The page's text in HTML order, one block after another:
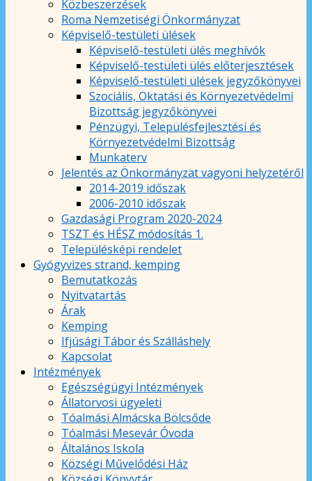
Közbeszerzések
Roma Nemzetiségi Önkormányzat
Képviselő-testületi ülések
Képviselő-testületi ülés meghívók
Képviselő-testületi ülés előterjesztések
Képviselő-testületi ülések jegyzőkönyvei
Szociális, Oktatási és Környezetvédelmi
Bizottság jegyzőkönyvei
Pénzügyi, Településfejlesztési és
Környezetvédelmi Bizottság
Munkaterv
Jelentés az Önkormányzat vagyoni helyzetéről
2014-2019 időszak
2006-2010 időszak
Gazdasági Program 2020-2024
TSZT és HÉSZ módosítás 1.
Településképi rendelet
Gyógyvizes strand, kemping
Bemutatkozás
Nyitvatartás
Árak
Kemping
Ifjúsági Tábor és Szálláshely
Kapcsolat
Intézmények
Egészségügyi Intézmények
Állatorvosi ügyeleti
Tóalmási Almácska Bölcsőde
Tóalmási Mesevár Óvoda
Általános Iskola
Községi Művelődési Ház